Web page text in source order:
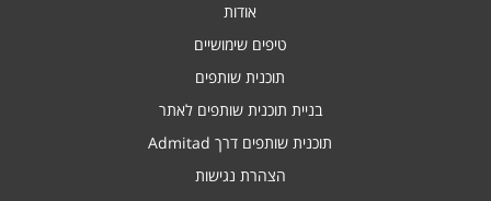
אודות
טיפים שימושיים
תוכנית שותפים
בניית תוכנית שותפים לאתר
תוכנית שותפים דרך Admitad
הצהרת נגישות